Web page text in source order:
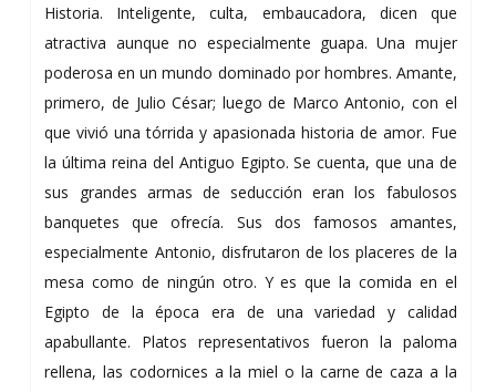
Historia. Inteligente, culta, embaucadora, dicen que
atractiva aunque no especialmente guapa. Una mujer
poderosa en un mundo dominado por hombres. Amante,
primero, de Julio César; luego de Marco Antonio, con el
que vivió una tórrida y apasionada historia de amor. Fue
la última reina del Antiguo Egipto. Se cuenta, que una de
sus grandes armas de seducción eran los fabulosos
banquetes que ofrecía. Sus dos famosos amantes,
especialmente Antonio, disfrutaron de los placeres de la
mesa como de ningún otro. Y es que la comida en el
Egipto de la época era de una variedad y calidad
apabullante. Platos representativos fueron la paloma
rellena, las codornices a la miel o la carne de caza a la